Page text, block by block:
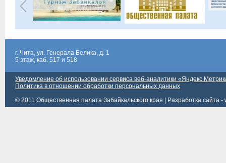
г. Чита, ул. Генерала Белика, д. 1
5 этаж, каб. 517 и 518
Уведомление об использовании сервиса веб-аналитики «Яндекс
Политика в отношении обработки персональных данных
© 2011 Общественная палата Забайкальского края |
Разработка сайта -